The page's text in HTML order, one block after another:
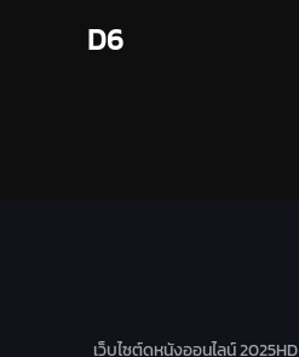
D6
เว็บไซต์ดูหนังออนไลน์ 2025HD